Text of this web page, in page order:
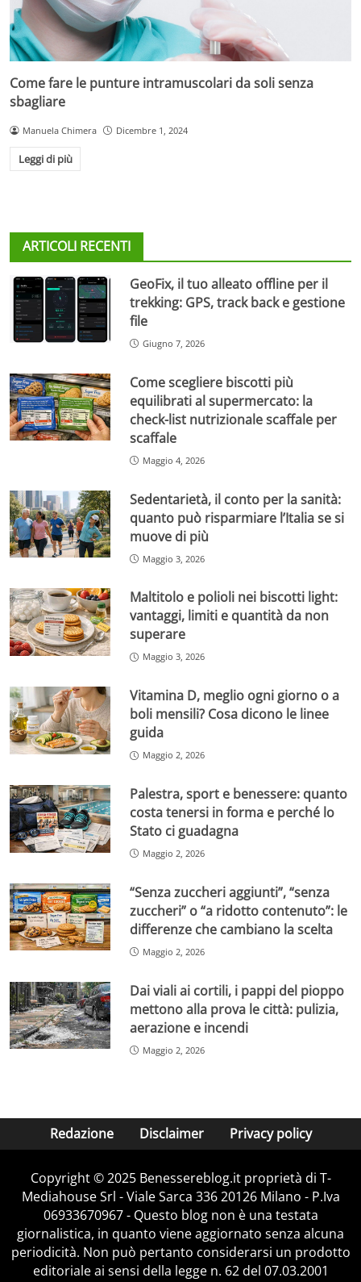
Come fare le punture intramuscolari da soli senza
sbagliare
Manuela Chimera Dicembre 1, 2024
Leggi di più
ARTICOLI RECENTI
GeoFix, il tuo alleato offline per il
trekking: GPS, track back e gestione
file
Giugno 7, 2026
Come scegliere biscotti più
equilibrati al supermercato: la
check-list nutrizionale scaffale per
scaffale
Maggio 4, 2026
Sedentarietà, il conto per la sanità:
quanto può risparmiare l’Italia se si
muove di più
Maggio 3, 2026
Maltitolo e polioli nei biscotti light:
vantaggi, limiti e quantità da non
superare
Maggio 3, 2026
Vitamina D, meglio ogni giorno o a
boli mensili? Cosa dicono le linee
guida
Maggio 2, 2026
Palestra, sport e benessere: quanto
costa tenersi in forma e perché lo
Stato ci guadagna
Maggio 2, 2026
“Senza zuccheri aggiunti”, “senza
zuccheri” o “a ridotto contenuto”: le
differenze che cambiano la scelta
Maggio 2, 2026
Dai viali ai cortili, i pappi del pioppo
mettono alla prova le città: pulizia,
aerazione e incendi
Maggio 2, 2026
Redazione Disclaimer Privacy policy
Copyright © 2025 Benessereblog.it proprietà di T-
Mediahouse Srl - Viale Sarca 336 20126 Milano - P.Iva
06933670967 - Questo blog non è una testata
giornalistica, in quanto viene aggiornato senza alcuna
periodicità. Non può pertanto considerarsi un prodotto
editoriale ai sensi della legge n. 62 del 07.03.2001